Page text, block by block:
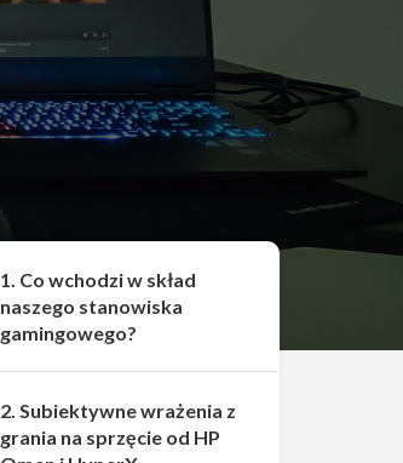
Udostępnij
1. Co wchodzi w skład
naszego stanowiska
gamingowego?
2. Subiektywne wrażenia z
grania na sprzęcie od HP